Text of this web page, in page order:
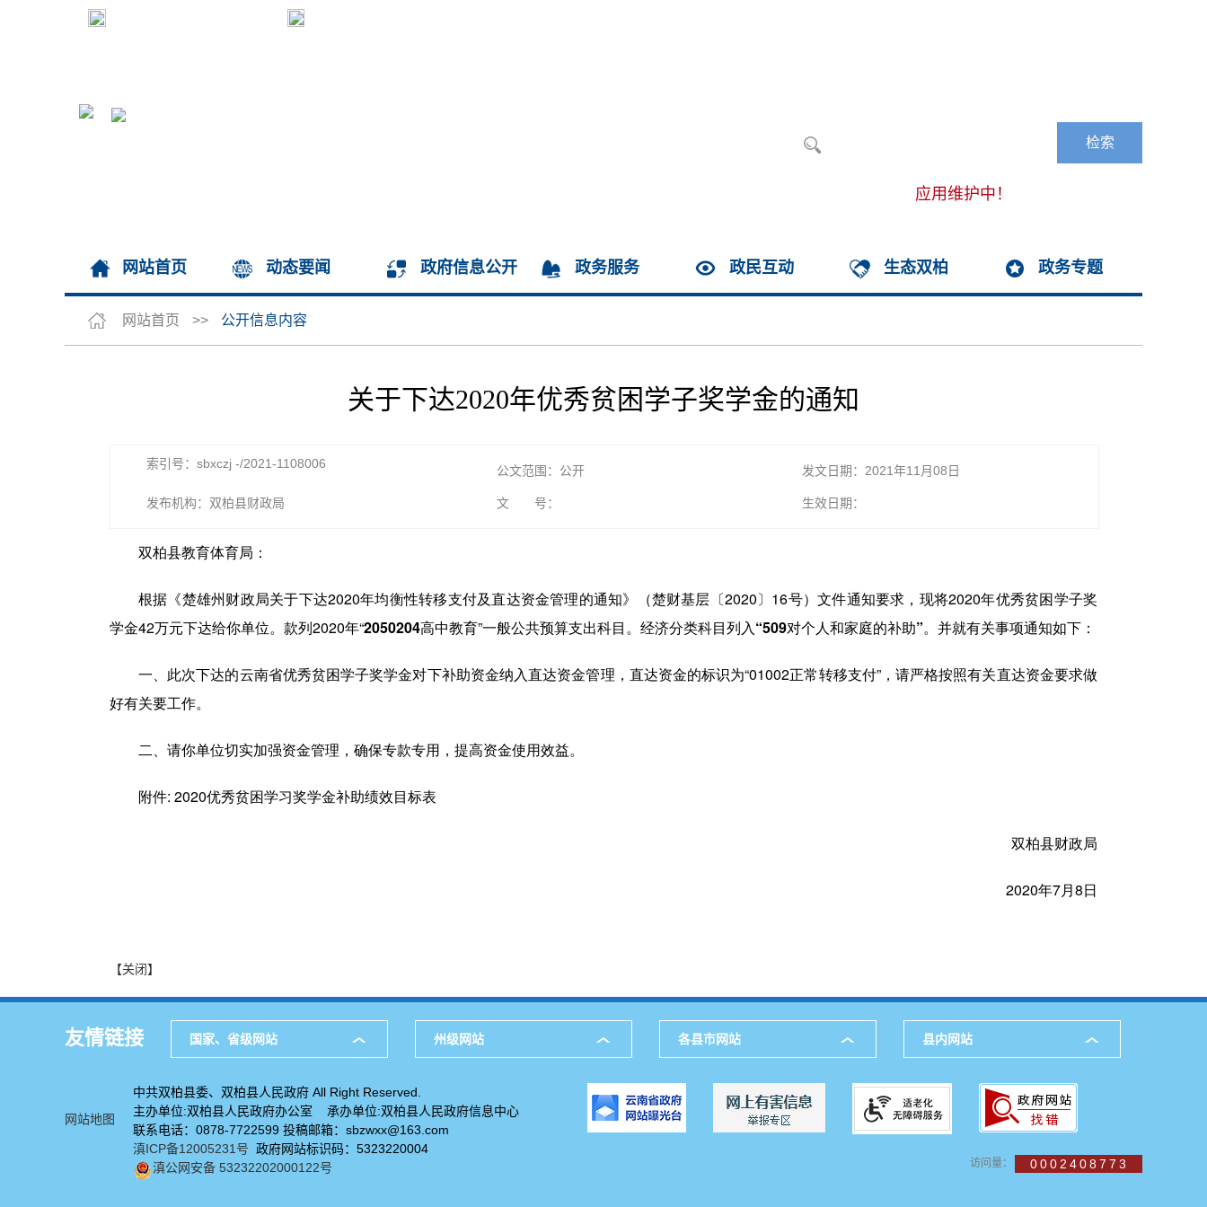
应用维护中！
网站首页 动态要闻 政府信息公开 政务服务 政民互动 生态双柏 政务专题
网站首页 >> 公开信息内容
关于下达2020年优秀贫困学子奖学金的通知
索引号：sbxczj -/2021-1108006 公文范围：公开 发文日期：2021年11月08日
发布机构：双柏县财政局 文 号： 生效日期：
双柏县教育体育局：
根据《楚雄州财政局关于下达2020年均衡性转移支付及直达资金管理的通知》（楚财基层〔2020〕16号）文件通知要求，现将2020年优秀贫困学子奖
学金42万元下达给你单位。款列2020年“2050204高中教育”一般公共预算支出科目。经济分类科目列入“509对个人和家庭的补助”。并就有关事项通知如下：
一、此次下达的云南省优秀贫困学子奖学金对下补助资金纳入直达资金管理，直达资金的标识为“01002正常转移支付”，请严格按照有关直达资金要求做
好有关要工作。
二、请你单位切实加强资金管理，确保专款专用，提高资金使用效益。
附件: 2020优秀贫困学习奖学金补助绩效目标表
双柏县财政局
2020年7月8日
【关闭】
友情链接 国家、省级网站 州级网站 各县市网站 县内网站
网站地图
中共双柏县委、双柏县人民政府 All Right Reserved.
主办单位:双柏县人民政府办公室 承办单位:双柏县人民政府信息中心
联系电话：0878-7722599 投稿邮箱：sbzwxx@163.com
滇ICP备12005231号 政府网站标识码：5323220004
滇公网安备 53232202000122号
访问量： 0002408773